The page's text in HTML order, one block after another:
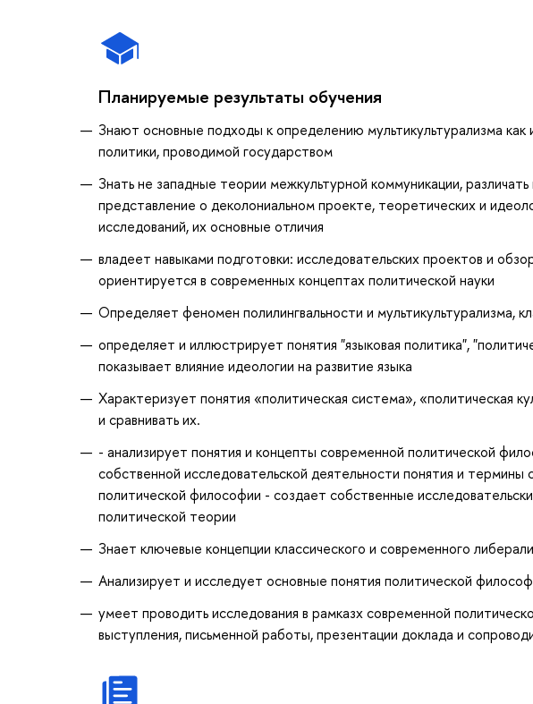
Планируемые результаты обучения
Знают основные подходы к определению мультикультурализма
политики, проводимой государством
Знать не западные теории межкультурной коммуникации,
представление о деколониальном проекте, теоретических и
исследований, их основные отличия
владеет навыками подготовки: исследовательских проектов и
ориентируется в современных концептах политической науки
Определяет феномен полилингвальности и мультикультурализма,
определяет и иллюстрирует понятия "языковая политика",
показывает влияние идеологии на развитие языка
Характеризует понятия «политическая система», «политическая
и сравнивать их.
- анализирует понятия и концепты современной политической
собственной исследовательской деятельности понятия и
политической философии - создает собственные
политической теории
Знает ключевые концепции классического и современного
Анализирует и исследует основные понятия политической
умеет проводить исследования в рамказх современной
выступления, письменной работы, презентации доклада и